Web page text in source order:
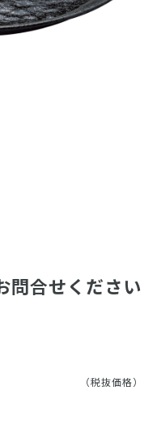
問合せください
（税抜価格）